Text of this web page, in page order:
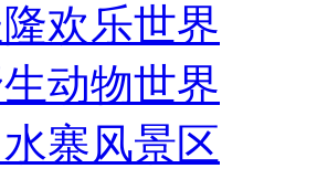
欢乐世界
动物世界
寨风景区